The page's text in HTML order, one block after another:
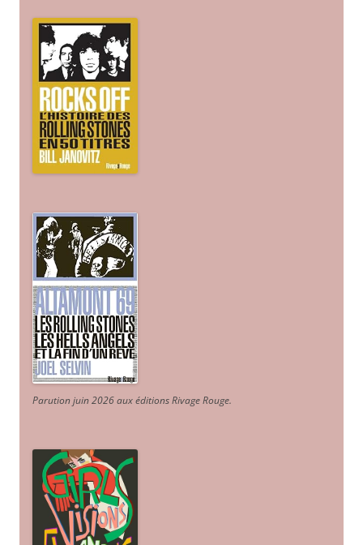
Parution juin 2026 aux éditions Rivage Rouge.